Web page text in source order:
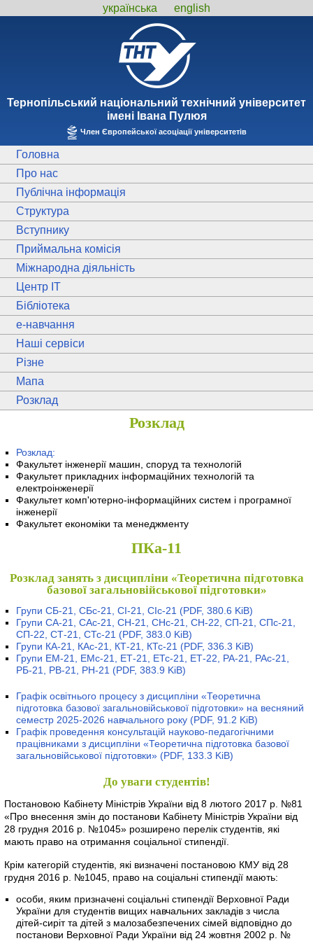
українська english
Тернопiльський національний технiчний унiверситет
iменi Iвана Пулюя
Член Європейської асоціації університетів
Головна
Про нас
Публічна інформація
Структура
Вступнику
Приймальна комісія
Міжнародна діяльність
Центр ІТ
Бібліотека
e-навчання
Наші сервіси
Різне
Мапа
Розклад
Розклад
Розклад:
Факультет інженерії машин, споруд та технологій
Факультет прикладних інформаційних технологій та
електроінженерії
Факультет комп'ютерно-інформаційних систем і програмної
інженерії
Факультет економіки та менеджменту
ПКа-11
Розклад занять з дисципліни «Теоретична підготовка
базової загальновійськової підготовки»
Групи СБ-21, СБс-21, СІ-21, СІс-21 (PDF, 380.6 KiB)
Групи СА-21, САс-21, СН-21, СНс-21, СН-22, СП-21, СПс-21,
СП-22, СТ-21, СТс-21 (PDF, 383.0 KiB)
Групи КА-21, КАс-21, КТ-21, КТс-21 (PDF, 336.3 KiB)
Групи ЕМ-21, ЕМс-21, ЕТ-21, ЕТс-21, ЕТ-22, РА-21, РАс-21,
РБ-21, РВ-21, РН-21 (PDF, 383.9 KiB)
Графік освітнього процесу з дисципліни «Теоретична
підготовка базової загальновійськової підготовки» на весняний
семестр 2025-2026 навчального року (PDF, 91.2 KiB)
Графік проведення консультацій науково-педагогічними
працівниками з дисципліни «Теоретична підготовка базової
загальновійськової підготовки» (PDF, 133.3 KiB)
До уваги студентів!
Постановою Кабінету Міністрів України від 8 лютого 2017 р. №81
«Про внесення змін до постанови Кабінету Міністрів України від
28 грудня 2016 р. №1045» розширено перелік студентів, які
мають право на отримання соціальної стипендії.
Крім категорій студентів, які визначені постановою КМУ від 28
грудня 2016 р. №1045, право на соціальні стипендії мають:
особи, яким призначені соціальні стипендії Верховної Ради
України для студентів вищих навчальних закладів з числа
дітей-сиріт та дітей з малозабезпечених сімей відповідно до
постанови Верховної Ради України від 24 жовтня 2002 р. №